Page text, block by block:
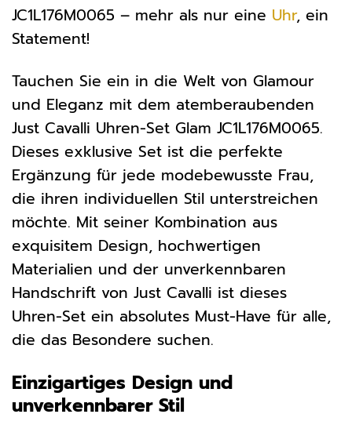
JC1L176M0065 – mehr als nur eine Uhr, ein
Statement!
Tauchen Sie ein in die Welt von Glamour
und Eleganz mit dem atemberaubenden
Just Cavalli Uhren-Set Glam JC1L176M0065.
Dieses exklusive Set ist die perfekte
Ergänzung für jede modebewusste Frau,
die ihren individuellen Stil unterstreichen
möchte. Mit seiner Kombination aus
exquisitem Design, hochwertigen
Materialien und der unverkennbaren
Handschrift von Just Cavalli ist dieses
Uhren-Set ein absolutes Must-Have für alle,
die das Besondere suchen.
Einzigartiges Design und
unverkennbarer Stil